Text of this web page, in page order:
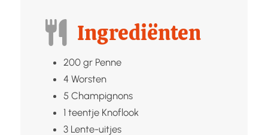
Ingrediënten
200 gr Penne
4 Worsten
5 Champignons
1 teentje Knoflook
3 Lente-uitjes